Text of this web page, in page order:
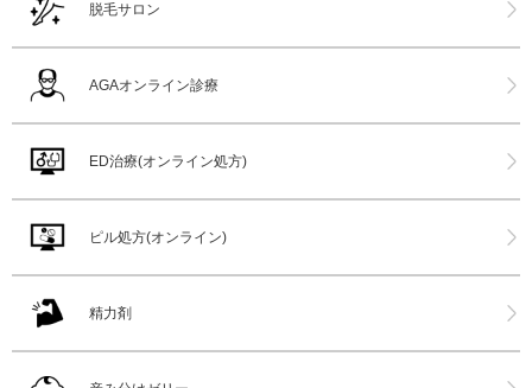
脱毛サロン
AGAオンライン診療
ED治療(オンライン処方)
ピル処方(オンライン)
精力剤